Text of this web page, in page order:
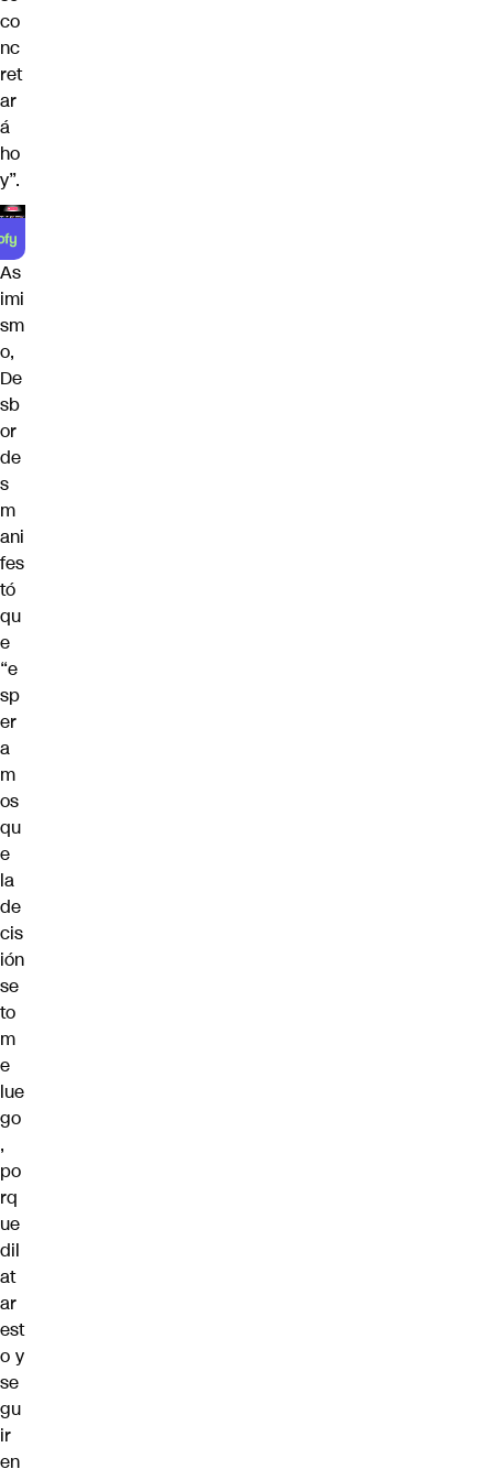
co
nc
ret
ar
á
ho
y”.
As
imi
sm
o,
De
sb
or
de
s
m
ani
fes
tó
qu
e
“e
sp
er
a
m
os
qu
e
la
de
cis
ión
se
to
m
e
lue
go
,
po
rq
ue
dil
at
ar
est
o y
se
gu
ir
en